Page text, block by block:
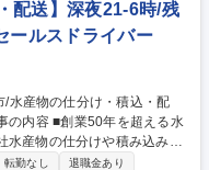
配送】深夜21-6時/残
ールスドライバー
水産物の仕分けや積み込み、
広くお任せします。 【具
転勤なし
退職金あり